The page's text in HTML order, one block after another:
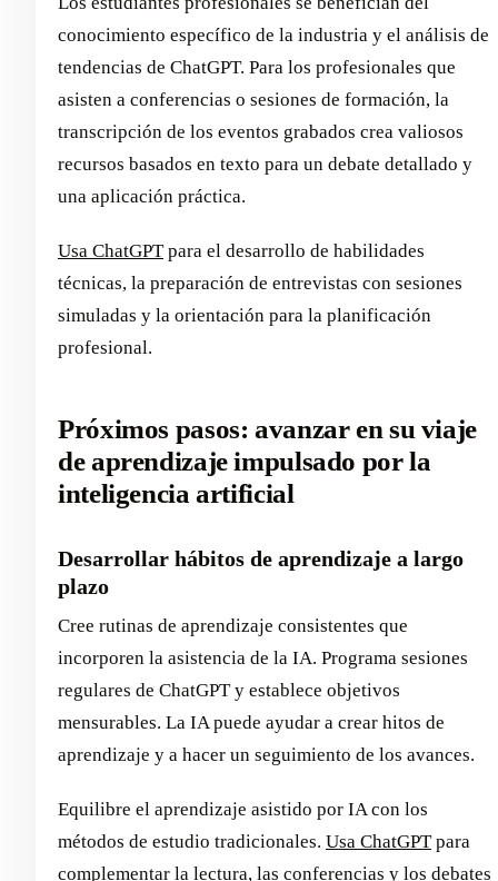
conocimiento específico de la industria y el análisis de
tendencias de ChatGPT. Para los profesionales que
asisten a conferencias o sesiones de formación, la
transcripción de los eventos grabados crea valiosos
recursos basados en texto para un debate detallado y
una aplicación práctica.
Usa ChatGPTpara el desarrollo de habilidades
técnicas, la preparación de entrevistas con sesiones
simuladas y la orientación para la planificación
profesional.
Próximos pasos: avanzar en su viaje
de aprendizaje impulsado por la
inteligencia artificial
Desarrollar hábitos de aprendizaje a largo
plazo
Cree rutinas de aprendizaje consistentes que
incorporen la asistencia de la IA. Programa sesiones
regulares de ChatGPT y establece objetivos
mensurables. La IA puede ayudar a crear hitos de
aprendizaje y a hacer un seguimiento de los avances.
Equilibre el aprendizaje asistido por IA con los
métodos de estudio tradicionales. Usa ChatGPTpara
complementar la lectura, las conferencias y los debates